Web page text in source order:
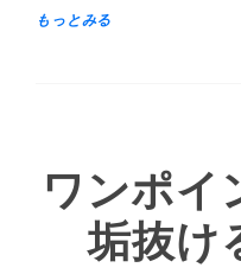
ワンポイ
垢抜け